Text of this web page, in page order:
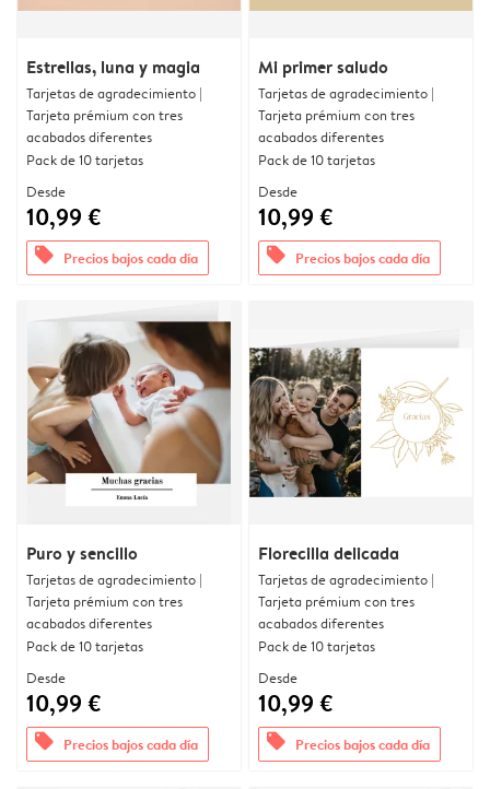
Estrellas, luna y magia
Tarjetas de agradecimiento |
Tarjeta prémium con tres
acabados diferentes
Pack de 10 tarjetas
Desde
10,99 €
offers Precios bajos cada día
Mi primer saludo
Tarjetas de agradecimiento |
Tarjeta prémium con tres
acabados diferentes
Pack de 10 tarjetas
Desde
10,99 €
offers Precios bajos cada día
Puro y sencillo
Tarjetas de agradecimiento |
Tarjeta prémium con tres
acabados diferentes
Pack de 10 tarjetas
Desde
10,99 €
offers Precios bajos cada día
Florecilla delicada
Tarjetas de agradecimiento |
Tarjeta prémium con tres
acabados diferentes
Pack de 10 tarjetas
Desde
10,99 €
offers Precios bajos cada día